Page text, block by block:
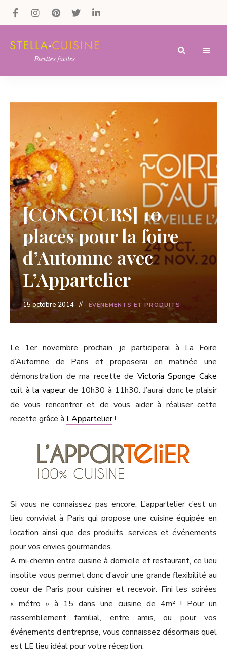
Recettes
rapides,
recettes
végétariennes
!
[CONCOURS] 10
places pour la foire
d’Automne avec
L’Appartelier
15 octobre 2014 ÉVÉNEMENTS ET PRODUITS
Le 1er novembre prochain, je participerai à La Foire
d’Automne de Paris et proposerai en matinée une
démonstration de ma recette de Victoria Sponge Cake
cuit à la vapeurde 10h30 à 11h30. J’aurai donc le plaisir
de vous rencontrer et de vous aider à réaliser cette
recette grâce à L’Appartelier!
Si vous ne connaissez pas encore, L’appartelier c’est un
lieu convivial à Paris qui propose une cuisine équipée en
location ainsi que des produits, services et événements
pour vos envies gourmandes.
A mi-chemin entre cuisine à domicile et restaurant, ce lieu
insolite vous permet donc d’avoir une grande flexibilité au
coeur de Paris pour cuisiner et recevoir. Fini les soirées
« métro » à 15 dans une cuisine de 4m² ! Pour un
rassemblement familial, entre amis, ou pour vos
événements d’entreprise, vous connaissez désormais quel
est LE lieu idéal pour votre réception.